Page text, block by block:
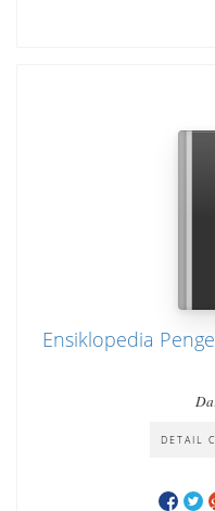
Ensiklopedia
DETAIL